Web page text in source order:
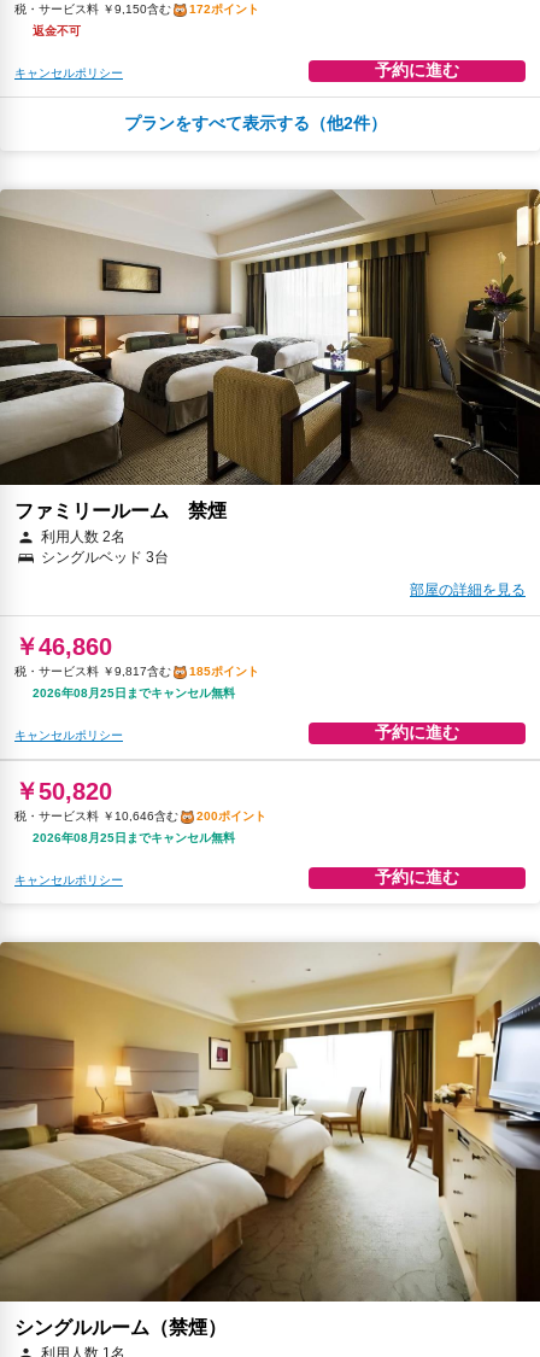
税・サービス料 ￥9,150含む
172ポイント
返金不可
キャンセルポリシー 予約に進む
税・サービス料 ￥7,740含む
184ポイント
予約に進む
￥47,443
税・サービス料 ￥9,939含む
187ポイント
返金不可
キャンセルポリシー 予約に進む
プランをすべて表示する（他2件）
ファミリールーム 禁煙
利用人数 2名
シングルベッド 3台
部屋の詳細を見る
￥46,860
税・サービス料 ￥9,817含む
185ポイント
2026年08月25日までキャンセル無料
キャンセルポリシー 予約に進む
￥50,820
税・サービス料 ￥10,646含む
200ポイント
2026年08月25日までキャンセル無料
キャンセルポリシー 予約に進む
シングルルーム（禁煙）
利用人数 1名